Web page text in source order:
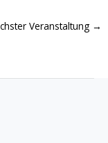
Veranstaltung →